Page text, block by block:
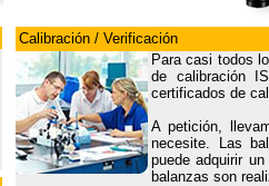
Calibración / Verificación
Para casi todos
de calibración
certificados de
A petición,
necesite. Las
puede adquirir
balanzas son